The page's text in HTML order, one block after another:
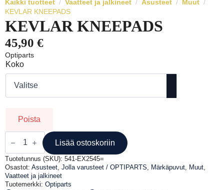
Kaikki tuotteet Vaatteet ja jalkineet Asusteet
Muut
KEVLAR KNEEPADS
KEVLAR KNEEPADS
45,90 €
Optiparts
Koko
Poista
KEVLAR
KNEEPADS
määrä
Lisää ostoskoriin
Tuotetunnus (SKU): 541-EX2545=
Osastot: Asusteet Jolla varusteet / OPTIPARTS Märkäpuvut Muut
Vaatteet ja jalkineet
Tuotemerkki: Optiparts